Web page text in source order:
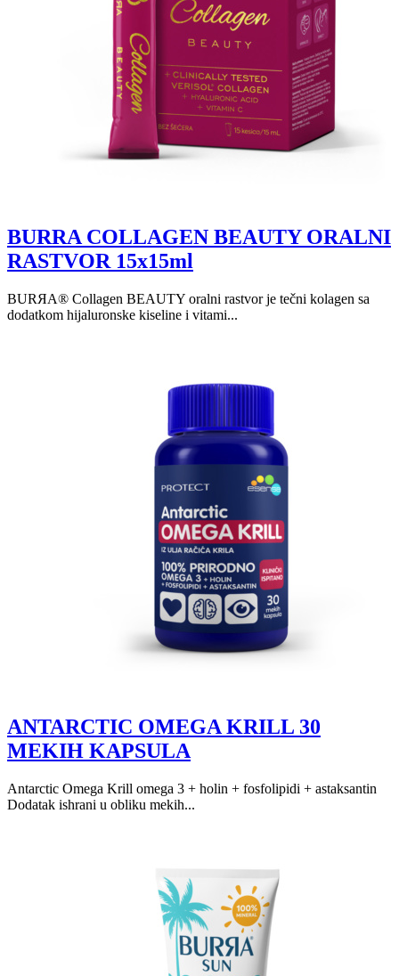
BURRA COLLAGEN BEAUTY ORALNI
RASTVOR 15x15ml
BURЯA® Collagen BEAUTY oralni rastvor je tečni kolagen sa
dodatkom hijaluronske kiseline i vitami...
ANTARCTIC OMEGA KRILL 30
MEKIH KAPSULA
Antarctic Omega Krill omega 3 + holin + fosfolipidi + astaksantin
Dodatak ishrani u obliku mekih...